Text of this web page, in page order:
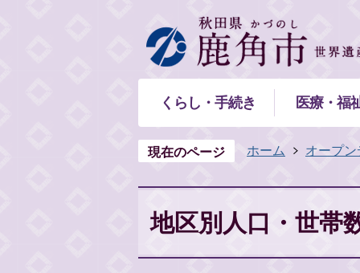
くらし・手続き 医療・福
現在のページ ホーム オープ
地区別人口・世帯